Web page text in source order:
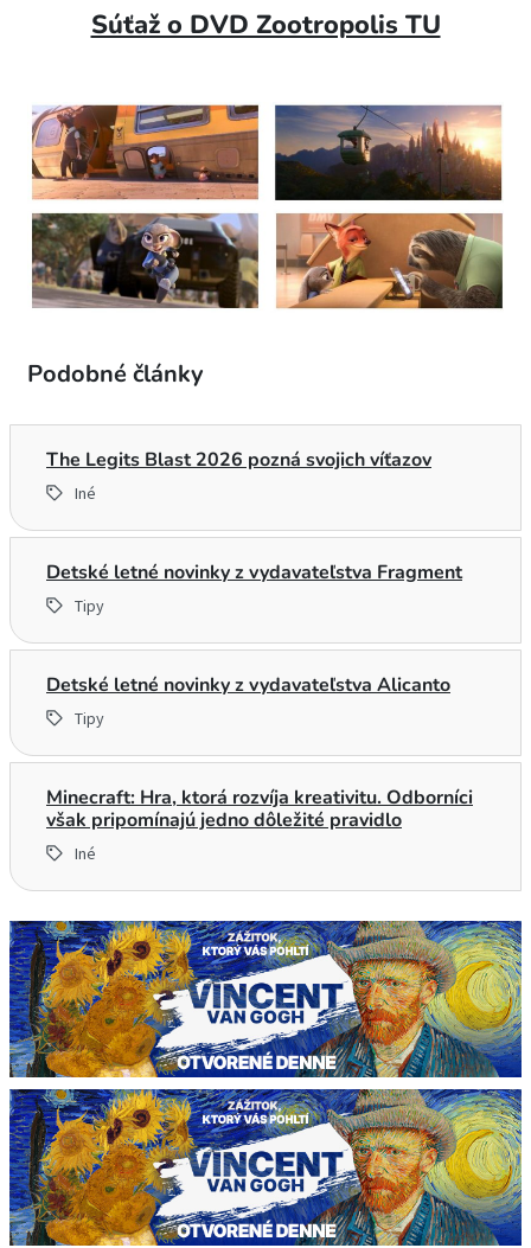
Súťaž o DVD Zootropolis TU
Podobné články
The Legits Blast 2026 pozná svojich víťazov
Iné
Detské letné novinky z vydavateľstva Fragment
Tipy
Detské letné novinky z vydavateľstva Alicanto
Tipy
Minecraft: Hra, ktorá rozvíja kreativitu. Odborníci
však pripomínajú jedno dôležité pravidlo
Iné